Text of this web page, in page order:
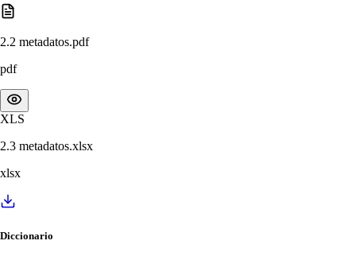
2.2 metadatos.pdf
pdf
XLS
2.3 metadatos.xlsx
xlsx
Diccionario